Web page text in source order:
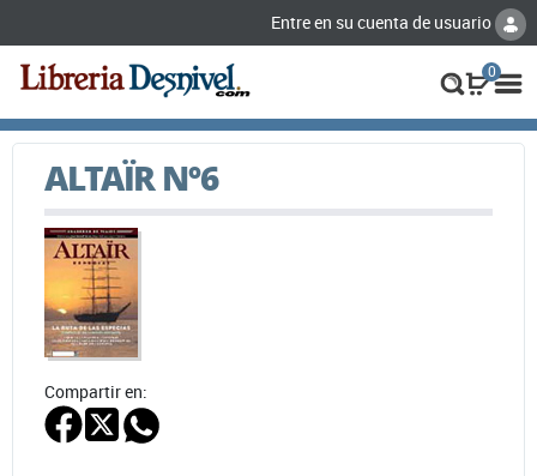
Entre en su cuenta de usuario
0
ALTAÏR Nº6
Compartir en: